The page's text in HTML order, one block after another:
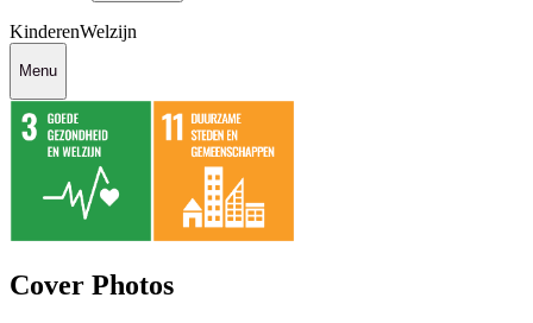
KinderenWelzijn
Menu
Cover Photos